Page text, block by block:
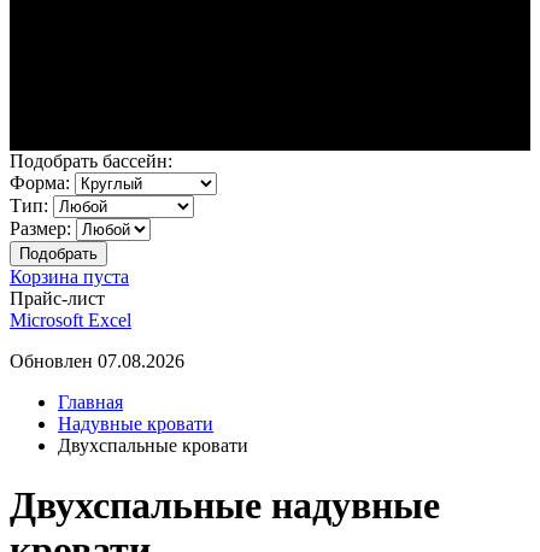
Подобрать бассейн:
Форма:
Тип:
Размер:
Корзина пуста
Прайс-лист
Microsoft Excel
Обновлен 07.08.2026
Главная
Надувные кровати
Двухспальные кровати
Двухспальные надувные